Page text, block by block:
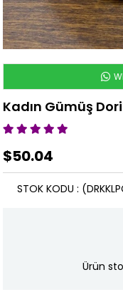
Kadın Gümüş
$50.04
STOK KODU
Ürün